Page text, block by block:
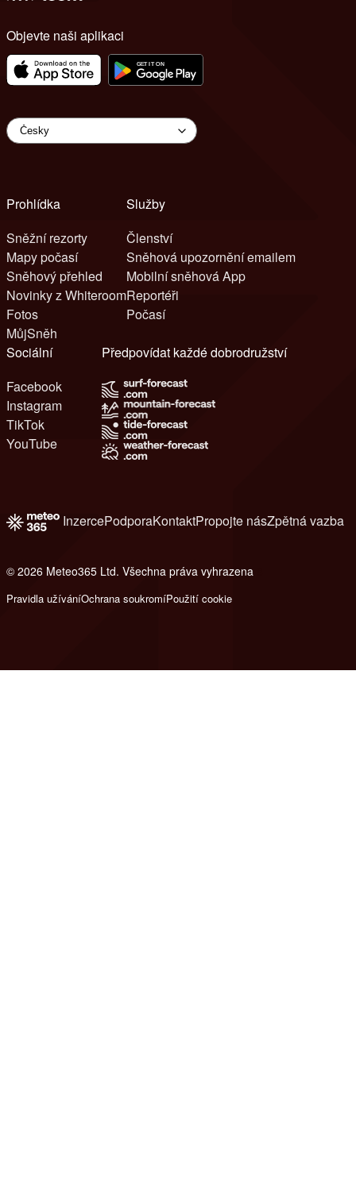
Objevte naši aplikaci
Prohlídka
Sněžní rezorty
Mapy počasí
Sněhový přehled
Novinky z Whiteroom
Fotos
MůjSněh
Služby
Členství
Sněhová upozornění emailem
Mobilní sněhová App
Reportéři
Počasí
Sociální
Facebook
Instagram
TikTok
YouTube
Předpovídat každé dobrodružství
InzercePodporaKontaktPropojte násZpětná vazba
© 2026 Meteo365 Ltd. Všechna práva vyhrazena
Pravidla užíváníOchrana soukromíPoužití cookie